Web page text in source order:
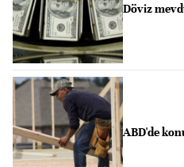
Döviz
ABD'de